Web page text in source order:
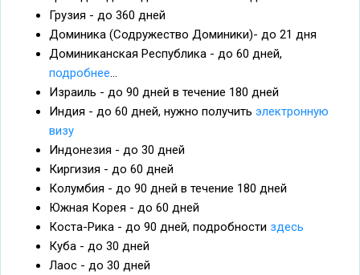
Грузия - до 360 дней
Доминика (Содружество Доминики)- до 21 дня
Доминиканская Республика - до 60 дней,
подробнее...
Израиль - до 90 дней в течение 180 дней
Индия - до 60 дней, нужно получить электронную
визу
Индонезия - до 30 дней
Киргизия - до 60 дней
Колумбия - до 90 дней в течение 180 дней
Южная Корея - до 60 дней
Коста-Рика - до 90 дней, подробности здесь
Куба - до 30 дней
Лаос - до 30 дней